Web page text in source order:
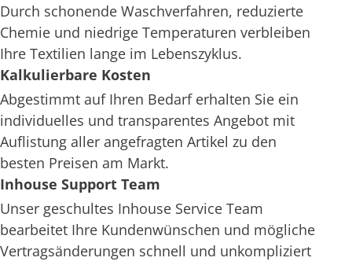
Durch schonende Waschverfahren, reduzierte
Chemie und niedrige Temperaturen verbleiben
Ihre Textilien lange im Lebenszyklus.
Kalkulierbare Kosten
Abgestimmt auf Ihren Bedarf erhalten Sie ein
individuelles und transparentes Angebot mit
Auflistung aller angefragten Artikel zu den
besten Preisen am Markt.
Inhouse Support Team
Unser geschultes Inhouse Service Team
bearbeitet Ihre Kundenwünschen und mögliche
Vertragsänderungen schnell und unkompliziert